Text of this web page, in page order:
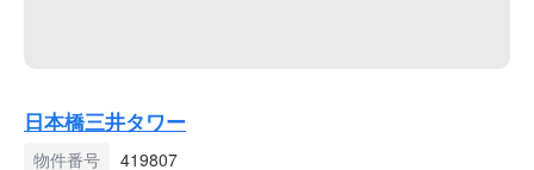
日本橋三井タワー
物件番号
419807